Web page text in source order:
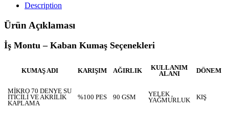
Description
Ürün Açıklaması
İş Montu – Kaban Kumaş Seçenekleri
KUMAŞ ADI KARIŞIM AĞIRLIK
KULLANIM
ALANI
DÖNEM
MİKRO 70 DENYE SU
İTİCİLİ VE AKRİLİK
KAPLAMA
%100 PES 90 GSM
YELEK ,
YAĞMURLUK
KIŞ